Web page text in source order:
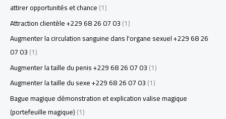
attirer opportunités et chance(1)
Attraction clientèle +229 68 26 07 03(1)
Augmenter la circulation sanguine dans l'organe sexuel +229 68 26
07 03(1)
Augmenter la taille du penis +229 68 26 07 03(1)
Augmenter la taille du sexe +229 68 26 07 03(1)
Bague magique démonstration et explication valise magique
(portefeuille magique)(1)